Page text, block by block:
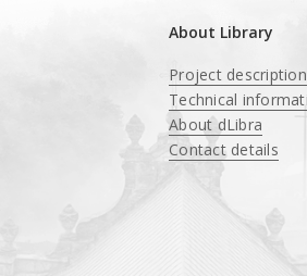
About Library
Project description
Technical
About dLibra
Contact details